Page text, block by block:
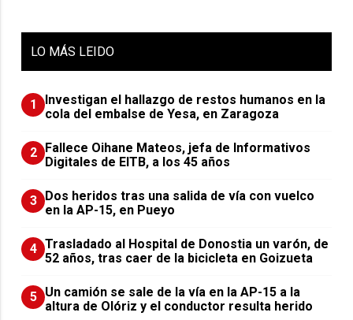
LO MÁS LEIDO
1
Investigan el hallazgo de restos humanos en la
cola del embalse de Yesa, en Zaragoza
2 Fallece Oihane Mateos, jefa de Informativos
Digitales de EITB, a los 45 años
3 Dos heridos tras una salida de vía con vuelco
en la AP-15, en Pueyo
4 Trasladado al Hospital de Donostia un varón, de
52 años, tras caer de la bicicleta en Goizueta
5 Un camión se sale de la vía en la AP-15 a la
altura de Olóriz y el conductor resulta herido